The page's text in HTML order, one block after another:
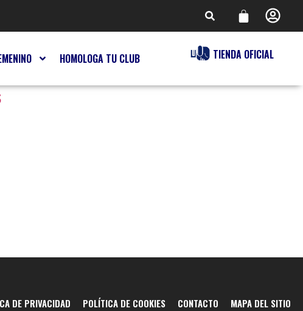
HOMOLOGA TU CLUB TIENDA OFICIAL
DE PRIVACIDAD POLÍTICA DE COOKIES CONTACTO MAPA DEL SITIO